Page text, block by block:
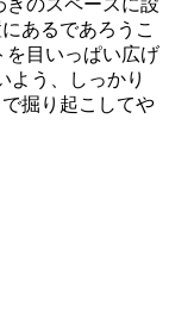
あるであろうこ
を目いっぱい広げ
よう、しっかり
掘り起こしてや